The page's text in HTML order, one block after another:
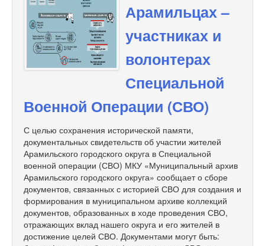
Арамильцах –
участниках и
волонтерах
Специальной
Военной Операции (СВО)
С целью сохранения исторической памяти,
документальных свидетельств об участии жителей
Арамильского городского округа в Специальной
военной операции (СВО) МКУ «Муниципальный архив
Арамильского городского округа» сообщает о сборе
документов, связанных с историей СВО для создания и
формирования в муниципальном архиве коллекций
документов, образованных в ходе проведения СВО,
отражающих вклад нашего округа и его жителей в
достижение целей СВО. Документами могут быть: